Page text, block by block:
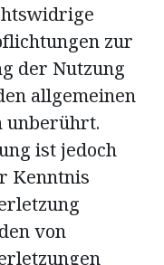
zur
der Nutzung
allgemeinen
unberührt.
ist jedoch
Kenntnis
von